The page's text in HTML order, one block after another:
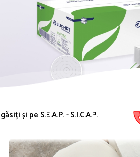
și pe S.E.A.P. - S.I.C.A.P.